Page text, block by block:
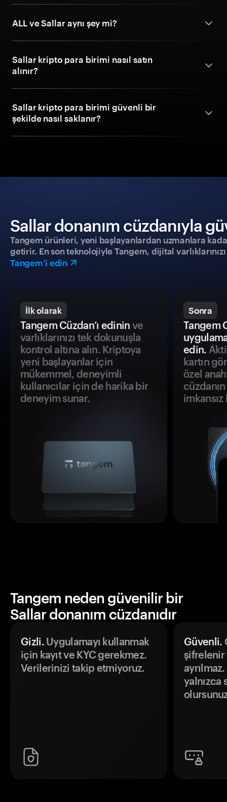
ALL ve Sallar aynı şey mi?
Sallar kripto para birimi nasıl satın
alınır?
Sallar kripto para birimi güvenli bir
şekilde nasıl saklanır?
Sallar donanım cüzdanıyla
Tangem ürünleri, yeni başlayanlardan uzmanlara
getirir. En son teknolojiyle Tangem, dijital
Tangem’i edin
İlk olarak
Tangem Cüzdan’ı edinin ve
varlıklarınızı tek dokunuşla
kontrol altına alın. Kriptoya
yeni başlayanlar için
mükemmel, deneyimli
kullanıcılar için de harika bir
deneyim sunar.
Sonra
Tangem
edin.
kartın
özel
Tangem neden güvenilir bir
Sallar donanım cüzdanıdır
Gizli.Uygulamayı kullanmak
için kayıt ve KYC gerekmez.
Verilerinizi takip etmiyoruz.
Güvenli.
şifrelenir
yalnızca